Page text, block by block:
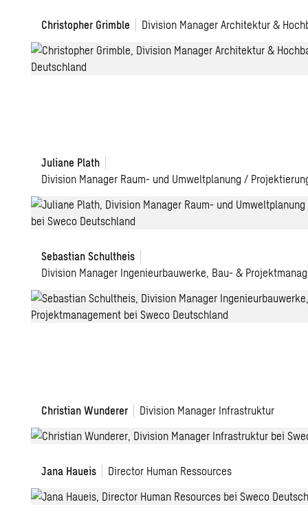
Christopher Grimble Division Manager Architektur &
Juliane Plath
Division Manager Raum- und Umweltplanung /
Sebastian Schultheis
Division Manager Ingenieurbauwerke, Bau- &
Christian Wunderer Division Manager Infrastruktur
Jana Haueis Director Human Ressources